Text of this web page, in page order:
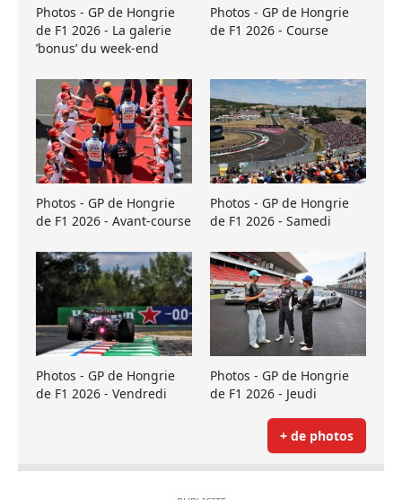
Photos - GP de Hongrie
de F1 2026 - La galerie
’bonus’ du week-end
Photos - GP de Hongrie
de F1 2026 - Course
Photos - GP de Hongrie
de F1 2026 - Avant-course
Photos - GP de Hongrie
de F1 2026 - Samedi
Photos - GP de Hongrie
de F1 2026 - Vendredi
Photos - GP de Hongrie
de F1 2026 - Jeudi
+ de photos